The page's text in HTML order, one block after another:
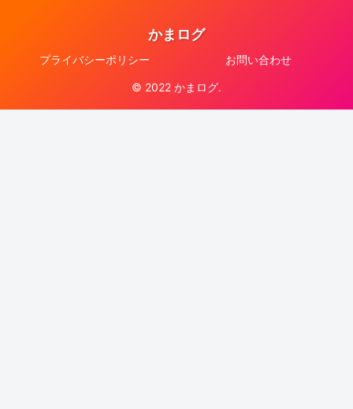
かまログ
プライバシーポリシー お問い合わせ
© 2022 かまログ.